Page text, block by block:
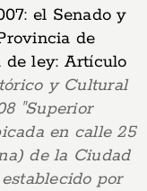
el Senado y
de
de ley: Artículo
y Cultural
"Superior
en calle 25
de la Ciudad
por